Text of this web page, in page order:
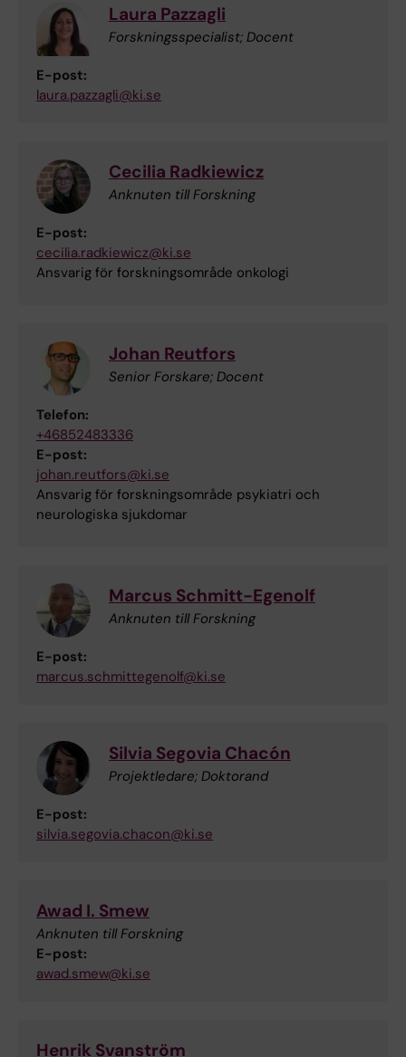
Laura Pazzagli
Forskningsspecialist; Docent
E-post:
laura.pazzagli@ki.se
Cecilia Radkiewicz
Anknuten till Forskning
E-post:
cecilia.radkiewicz@ki.se
Ansvarig för forskningsområde onkologi
Johan Reutfors
Senior Forskare; Docent
Telefon:
+46852483336
E-post:
johan.reutfors@ki.se
Ansvarig för forskningsområde psykiatri och
neurologiska sjukdomar
Marcus Schmitt-Egenolf
Anknuten till Forskning
E-post:
marcus.schmittegenolf@ki.se
Silvia Segovia Chacón
Projektledare; Doktorand
E-post:
silvia.segovia.chacon@ki.se
Awad I. Smew
Anknuten till Forskning
E-post:
awad.smew@ki.se
Henrik Svanström